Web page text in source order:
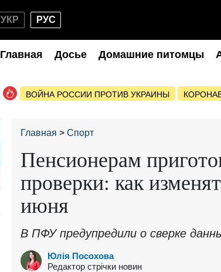
УКР РУС
Главная Досье Домашние питомцы
ВОЙНА РОССИИ ПРОТИВ УКРАИНЫ
Главная Спорт
Пенсионерам
проверки: как
июня
В ПФУ предупредили о сверке
Юлія Посохова
Редактор стрічки новин